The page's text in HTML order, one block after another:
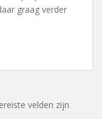
graag verder
velden zijn